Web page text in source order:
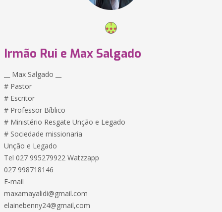
Irmão Rui e Max Salgado
__ Max Salgado __
# Pastor
# Escritor
# Professor Bíblico
# Ministério Resgate Unção e Legado
# Sociedade missionaria
Unção e Legado
Tel 027 995279922 Watzzapp
027 998718146
E-mail
maxamayalidi@gmail.com
elainebenny24@gmail,com